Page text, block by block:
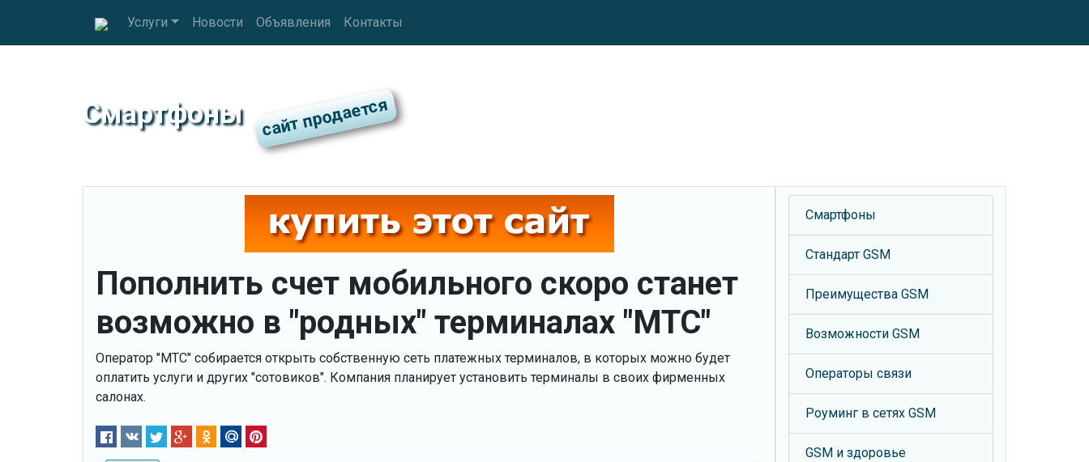
Услуги Новости Объявления Контакты
Смартфоны
Пополнить счет мобильного скоро станет
возможно в "родных" терминалах "МТС"
Оператор "МТС" собирается открыть собственную сеть платежных терминалов, в которых можно будет
оплатить услуги и других "сотовиков". Компания планирует установить терминалы в своих фирменных
салонах.
Смартфоны
Стандарт GSM
Преимущества GSM
Возможности GSM
Операторы связи
Роуминг в сетях GSM
GSM и здоровье